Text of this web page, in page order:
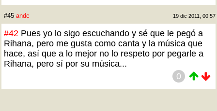
#45 andc 19 dic 2011, 00:57
#42 Pues yo lo sigo escuchando y sé que le pegó a
Rihana, pero me gusta como canta y la música que
hace, así que a lo mejor no lo respeto por pegarle a
Rihana, pero sí por su música...
0